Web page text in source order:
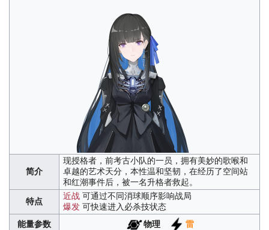
简介
现授格者，前考古小队的一员，拥有美妙的歌喉和
卓越的艺术天分，本性温和坚韧，在经历了空间站
和红潮事件后，被一名升格者救起。
特点
近战可通过不同消球顺序影响战局
爆发可快速进入必杀技状态
能量参数
物理
雷